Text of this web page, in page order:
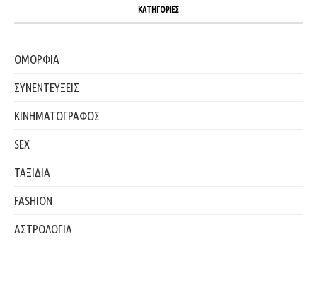
ΚΑΤΗΓΟΡΙΕΣ
ΟΜΟΡΦΙΑ
ΣΥΝΕΝΤΕΥΞΕΙΣ
ΚΙΝΗΜΑΤΟΓΡΑΦΟΣ
SEX
ΤΑΞΙΔΙΑ
FASHION
ΑΣΤΡΟΛΟΓΙΑ